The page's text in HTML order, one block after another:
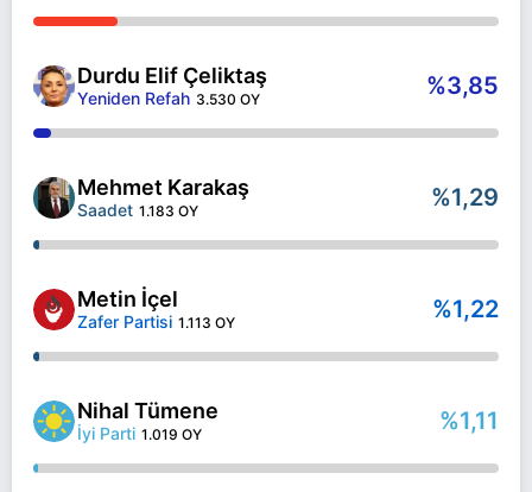
Durdu Elif Çeliktaş
Yeniden Refah 3.530 OY %3,85
Mehmet Karakaş
Saadet 1.183 OY %1,29
Metin İçel
Zafer Partisi 1.113 OY %1,22
Nihal Tümene
İyi Parti 1.019 OY %1,11